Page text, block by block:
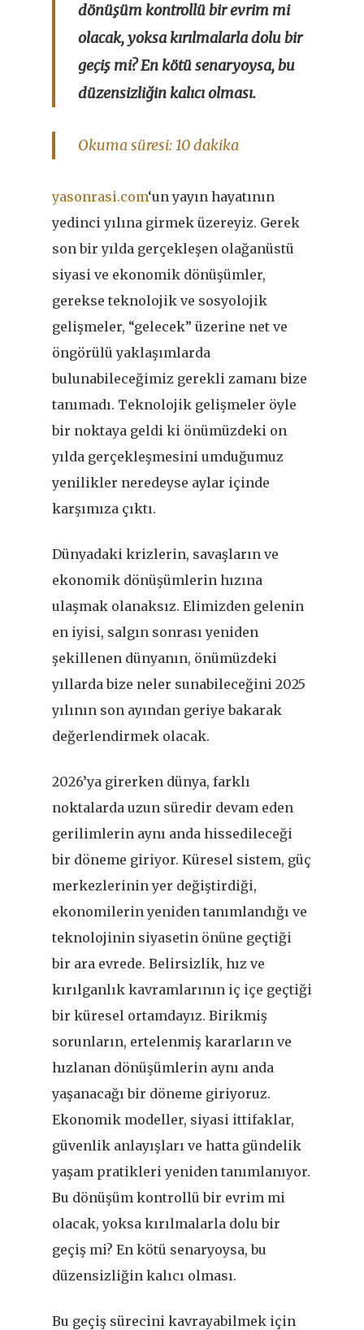
dönüşüm kontrollü bir evrim mi
olacak, yoksa kırılmalarla dolu bir
geçiş mi? En kötü senaryoysa, bu
düzensizliğin kalıcı olması.
Okuma süresi: 10 dakika
yasonrasi.com‘un yayın hayatının
yedinci yılına girmek üzereyiz. Gerek
son bir yılda gerçekleşen olağanüstü
siyasi ve ekonomik dönüşümler,
gerekse teknolojik ve sosyolojik
gelişmeler, “gelecek” üzerine net ve
öngörülü yaklaşımlarda
bulunabileceğimiz gerekli zamanı bize
tanımadı. Teknolojik gelişmeler öyle
bir noktaya geldi ki önümüzdeki on
yılda gerçekleşmesini umduğumuz
yenilikler neredeyse aylar içinde
karşımıza çıktı.
Dünyadaki krizlerin, savaşların ve
ekonomik dönüşümlerin hızına
ulaşmak olanaksız. Elimizden gelenin
en iyisi, salgın sonrası yeniden
şekillenen dünyanın, önümüzdeki
yıllarda bize neler sunabileceğini 2025
yılının son ayından geriye bakarak
değerlendirmek olacak.
2026’ya girerken dünya, farklı
noktalarda uzun süredir devam eden
gerilimlerin aynı anda hissedileceği
bir döneme giriyor. Küresel sistem, güç
merkezlerinin yer değiştirdiği,
ekonomilerin yeniden tanımlandığı ve
teknolojinin siyasetin önüne geçtiği
bir ara evrede. Belirsizlik, hız ve
kırılganlık kavramlarının iç içe geçtiği
bir küresel ortamdayız. Birikmiş
sorunların, ertelenmiş kararların ve
hızlanan dönüşümlerin aynı anda
yaşanacağı bir döneme giriyoruz.
Ekonomik modeller, siyasi ittifaklar,
güvenlik anlayışları ve hatta gündelik
yaşam pratikleri yeniden tanımlanıyor.
Bu dönüşüm kontrollü bir evrim mi
olacak, yoksa kırılmalarla dolu bir
geçiş mi? En kötü senaryoysa, bu
düzensizliğin kalıcı olması.
Bu geçiş sürecini kavrayabilmek için